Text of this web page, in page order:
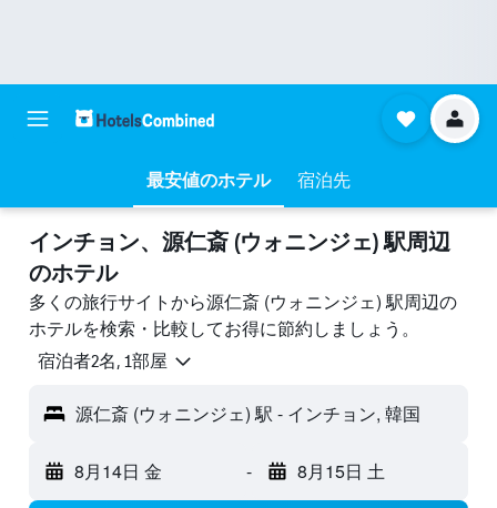
最安値のホテル 宿泊先
インチョン​、源仁斎 (ウォニンジェ) 駅周辺
のホテル
多くの旅行サイトから源仁斎 (ウォニンジェ) 駅周辺の
ホテルを検索・比較してお得に節約しましょう。
宿泊者2名, 1​部屋
源仁斎 (ウォニンジェ) 駅 - インチョン, 韓国
8月14日 金 - 8月15日 土